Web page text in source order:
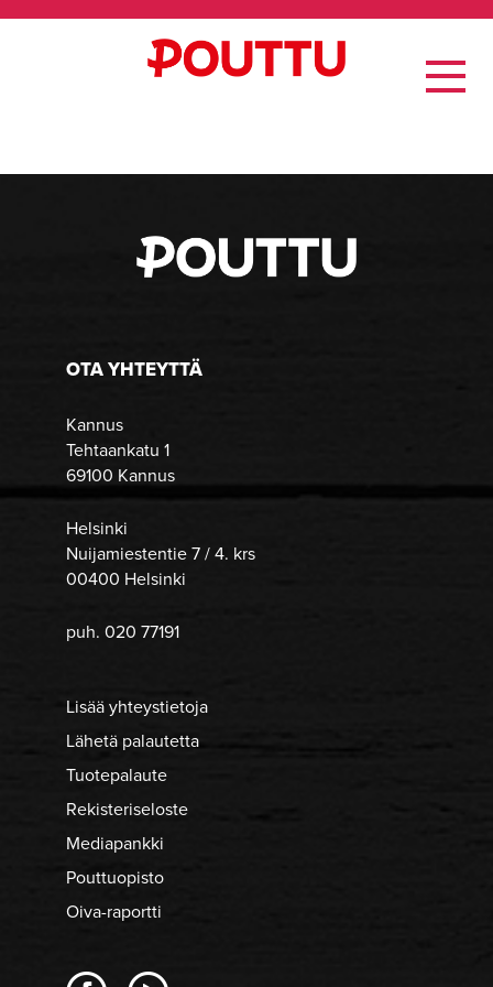
OTA YHTEYTTÄ
Kannus
Tehtaankatu 1
69100 Kannus
Helsinki
Nuijamiestentie 7 / 4. krs
00400 Helsinki
puh. 020 77191
Lisää yhteystietoja
Lähetä palautetta
Tuotepalaute
Rekisteriseloste
Mediapankki
Pouttuopisto
Oiva-raportti